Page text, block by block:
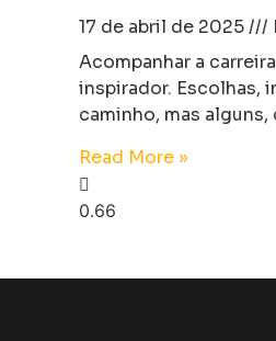
17 de abril de 2025
Acompanhar a
inspirador. Escolhas,
caminho, mas alguns,
Read More »